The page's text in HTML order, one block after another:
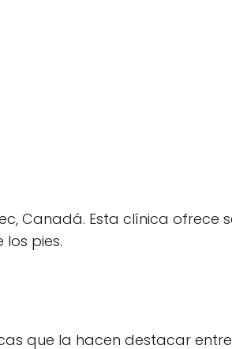
Canadá. Esta clínica ofrece
pies.
que la hacen destacar